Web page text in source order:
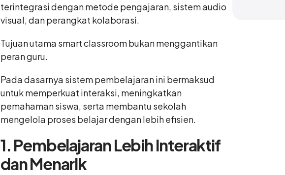
terintegrasi dengan metode pengajaran, sistem audio
visual, dan perangkat kolaborasi.
Tujuan utama smart classroom bukan menggantikan
peran guru.
Pada dasarnya sistem pembelajaran ini bermaksud
untuk memperkuat interaksi, meningkatkan
pemahaman siswa, serta membantu sekolah
mengelola proses belajar dengan lebih efisien.
1. Pembelajaran Lebih Interaktif
dan Menarik